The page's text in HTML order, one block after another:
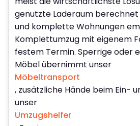
genutzte Laderaum berechnet
und komplette Wohnungen
Komplettumzug mit eigenem
festem Termin. Sperrige oder
Möbel übernimmt unser
Möbeltransport
, zusätzliche Hände beim Ein-
unser
Umzugshelfer